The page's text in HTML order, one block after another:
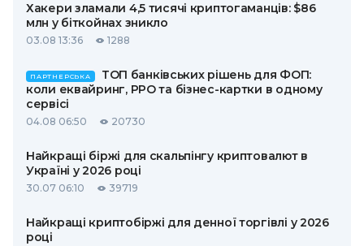
Хакери зламали 4,5 тисячі криптогаманців: $86
млн у біткойнах зникло
03.08 13:36 1288
ПАРТНЕРСЬКА
ТОП банківських рішень для ФОП:
коли еквайринг, РРО та бізнес-картки в одному
сервісі
04.08 06:50 20730
Найкращі біржі для скальпінгу криптовалют в
Україні у 2026 році
30.07 06:10 39719
Найкращі криптобіржі для денної торгівлі у 2026
році